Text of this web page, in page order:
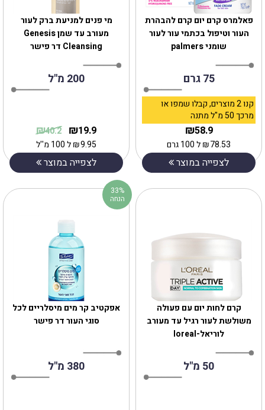
מי פנים למניעת ברק לעור
מעורב עד שמן Genesis
Cleansing דר פישר
200 מ"ל
19.9
₪
40.2
₪
9.95
₪ל 100 מ''ל
לצפייה במוצר
‎פאלמרס קרם יום קרם להבהרת
העור וטיפול בכתמי עור לעור
שומני palmers
75 גרם
קנו 2 מוצרים, קבלו שמפו או
מרכך 50 מ"ל מתנה
58.9
₪
78.53
₪ל 100 גרם
לצפייה במוצר
‎אפקטיב קר מים מיסלריים לכל
סוגי העור דר פישר
380 מ"ל
33%
הנחה
קרם לחות יום עם פעולה
משולשת לעור רגיל עד מעורב
לוריאל-loreal
50 מ"ל